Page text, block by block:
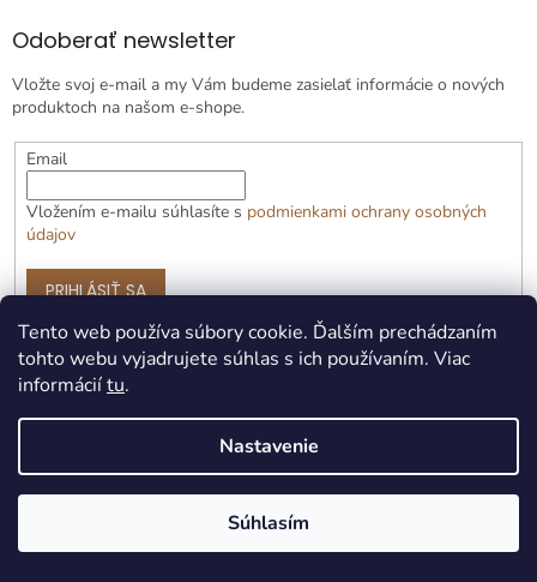
Tento web používa súbory cookie. Ďalším prechádzaním
tohto webu vyjadrujete súhlas s ich používaním. Viac
informáciítu.
Nastavenie
Súhlasím
Odoberať newsletter
Vložte svoj e-mail a my Vám budeme zasielať informácie o nových
produktoch na našom e-shope.
Email
Vložením e-mailu súhlasíte s podmienkami ochrany osobných
údajov
PRIHLÁSIŤ SA
Vytvoril Shoptet Premium
Copyright 2026Čotožere.sk. Všetky práva vyhradené.